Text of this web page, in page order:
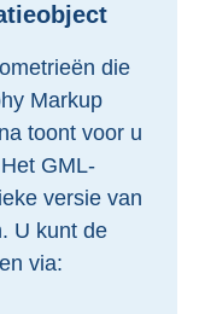
o
t
t
e
2
,
5
die
Markup
toont voor u
GML-
versie van
U kunt de
via: